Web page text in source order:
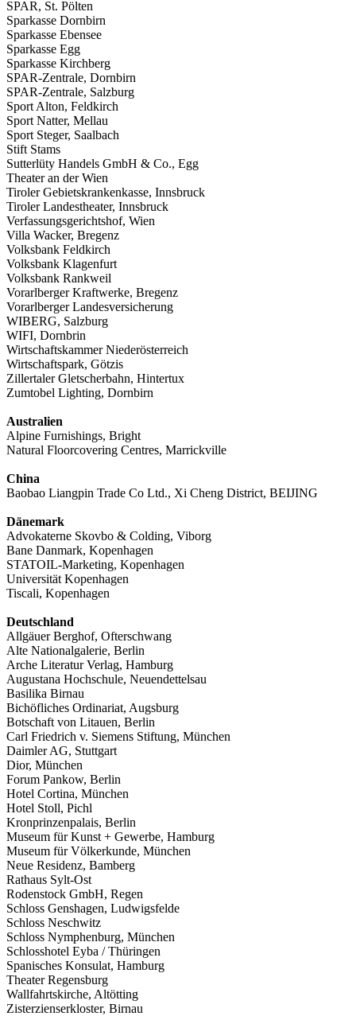
SPAR, St. Pölten
Sparkasse Dornbirn
Sparkasse Ebensee
Sparkasse Egg
Sparkasse Kirchberg
SPAR-Zentrale, Dornbirn
SPAR-Zentrale, Salzburg
Sport Alton, Feldkirch
Sport Natter, Mellau
Sport Steger, Saalbach
Stift Stams
Sutterlüty Handels GmbH & Co., Egg
Theater an der Wien
Tiroler Gebietskrankenkasse, Innsbruck
Tiroler Landestheater, Innsbruck
Verfassungsgerichtshof, Wien
Villa Wacker, Bregenz
Volksbank Feldkirch
Volksbank Klagenfurt
Volksbank Rankweil
Vorarlberger Kraftwerke, Bregenz
Vorarlberger Landesversicherung
WIBERG, Salzburg
WIFI, Dornbrin
Wirtschaftskammer Niederösterreich
Wirtschaftspark, Götzis
Zillertaler Gletscherbahn, Hintertux
Zumtobel Lighting, Dornbirn
Australien
Alpine Furnishings, Bright
Natural Floorcovering Centres, Marrickville
China
Baobao Liangpin Trade Co Ltd., Xi Cheng District, BEIJING
Dänemark
Advokaterne Skovbo & Colding, Viborg
Bane Danmark, Kopenhagen
STATOIL-Marketing, Kopenhagen
Universität Kopenhagen
Tiscali, Kopenhagen
Deutschland
Allgäuer Berghof, Ofterschwang
Alte Nationalgalerie, Berlin
Arche Literatur Verlag, Hamburg
Augustana Hochschule, Neuendettelsau
Basilika Birnau
Bichöfliches Ordinariat, Augsburg
Botschaft von Litauen, Berlin
Carl Friedrich v. Siemens Stiftung, München
Daimler AG, Stuttgart
Dior, München
Forum Pankow, Berlin
Hotel Cortina, München
Hotel Stoll, Pichl
Kronprinzenpalais, Berlin
Museum für Kunst + Gewerbe, Hamburg
Museum für Völkerkunde, München
Neue Residenz, Bamberg
Rathaus Sylt-Ost
Rodenstock GmbH, Regen
Schloss Genshagen, Ludwigsfelde
Schloss Neschwitz
Schloss Nymphenburg, München
Schlosshotel Eyba / Thüringen
Spanisches Konsulat, Hamburg
Theater Regensburg
Wallfahrtskirche, Altötting
Zisterzienserkloster, Birnau